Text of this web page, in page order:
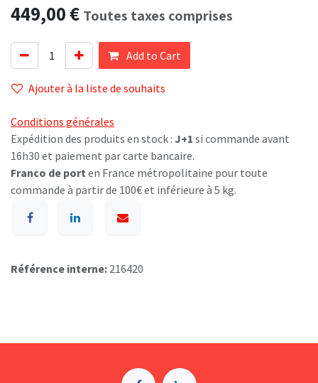
449,00€ Toutes taxes comprises
Add to Cart
Ajouter à la liste de souhaits
Conditions générales
Expédition des produits en stock : J+1 si commande avant
16h30 et paiement par carte bancaire.
Franco de port en France métropolitaine pour toute
commande à partir de 100€ et inférieure à 5 kg.
Référence interne: 216420